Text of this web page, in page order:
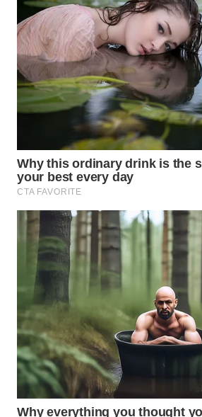
WN
INDRAMAYU
WN
KUNINGAN
WN
MAJALENGKA
WN
SUBANG
WN
SUKABUMI
WN
WN
PRIANGAN
TIMUR
WN
SEMARANG